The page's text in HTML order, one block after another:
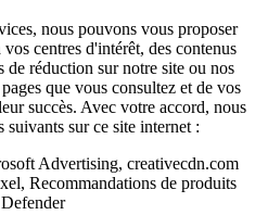
nous pouvons vous proposer
centres d'intérêt, des contenus
de réduction sur notre site ou nos
que vous consultez et de vos
succès. Avec votre accord, nous
suivants sur ce site internet :
Advertising, creativecdn.com
Recommandations de produits